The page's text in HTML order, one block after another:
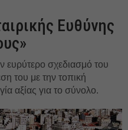
Ευθύνης
ευρύτερο σχεδιασμό του
του με την τοπική
αξίας για το σύνολο.